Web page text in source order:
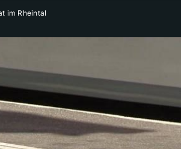
im Rheintal